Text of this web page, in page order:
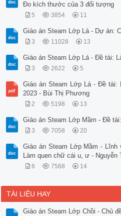
Đo kích thước của 3 đối tượng
5 3854 11
Giáo án Steam Lớp Lá - Dự án:
3 11028 13
Giáo án Steam Lớp Lá - Đề tài:
3 2622 5
Giáo án Steam Lớp Lá - Đề tài:
2023 - Bùi Thị Phương
2 5198 13
Giáo án Steam Lớp Mầm - Đề
3 7058 20
Giáo án Steam Lớp Mầm -
Làm quen chữ cái u, ư - Nguyễn
6 7568 14
TÀI LIỆU HAY
Giáo án Steam Lớp Chồi - Chủ